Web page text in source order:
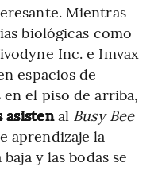
Mientras
biológicas como
Inc. e Imvax
espacios de
el piso de arriba,
asistenal Busy Bee
aprendizaje la
y las bodas se